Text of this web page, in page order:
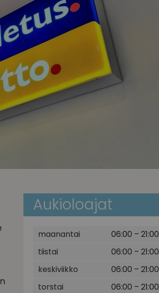
Aukioloajat
maanantai
06:00 – 21:00
tiistai
06:00 – 21:00
keskiviikko
06:00 – 21:00
torstai
06:00 – 21:00